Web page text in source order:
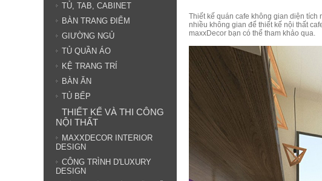
Thiết kế quán cafe không gian diện
nhiều không gian để thiết kế nội thất
maxxDecor bạn có thể tham khảo qua.
TỦ, TAB, CABINET
BÀN TRANG ĐIỂM
GIƯỜNG NGỦ
TỦ QUẦN ÁO
KỆ TRANG TRÍ
BÀN ĂN
TỦ BẾP
THIẾT KẾ VÀ THI CÔNG
NỘI THẤT
MAXXDECOR INTERIOR
DESIGN
CÔNG TRÌNH D'LUXURY
DESIGN